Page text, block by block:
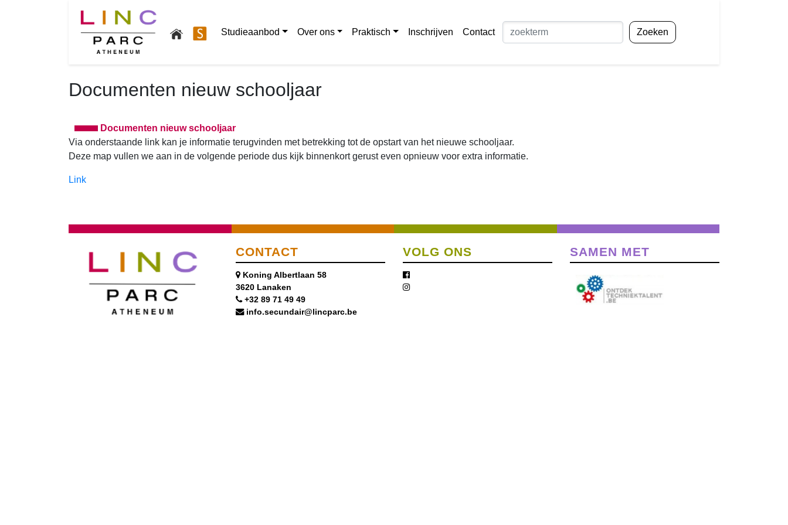
Studieaanbod Over ons Praktisch Inschrijven Contact Zoeken
Documenten nieuw schooljaar
Documenten nieuw schooljaar
Via onderstaande link kan je informatie terugvinden met betrekking tot de opstart van het nieuwe schooljaar.
Deze map vullen we aan in de volgende periode dus kijk binnenkort gerust even opnieuw voor extra informatie.
Link
CONTACT
Koning Albertlaan 58
3620 Lanaken
+32 89 71 49 49
info.secundair@lincparc.be
VOLG ONS SAMEN MET